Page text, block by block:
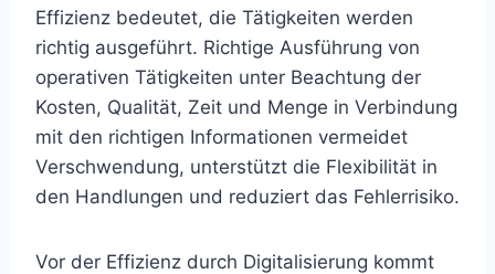
Effizienz bedeutet, die Tätigkeiten werden
richtig ausgeführt. Richtige Ausführung von
operativen Tätigkeiten unter Beachtung der
Kosten, Qualität, Zeit und Menge in Verbindung
mit den richtigen Informationen vermeidet
Verschwendung, unterstützt die Flexibilität in
den Handlungen und reduziert das Fehlerrisiko.
Vor der Effizienz durch Digitalisierung kommt